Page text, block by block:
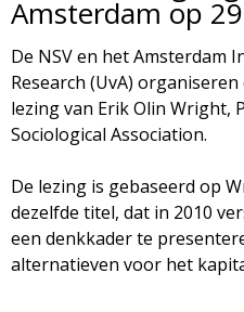
i
o
l
o
g
d
m
e
n
u
Amsterdam op
De NSV en het Amsterdam
Research (UvA)
lezing van Erik Olin Wright,
Sociological Association.
De lezing is gebaseerd op
dezelfde titel, dat in 2010
een denkkader te
alternatieven voor het